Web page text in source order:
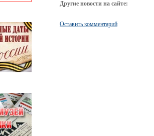
Другие новости на сайте:
Оставить комментарий